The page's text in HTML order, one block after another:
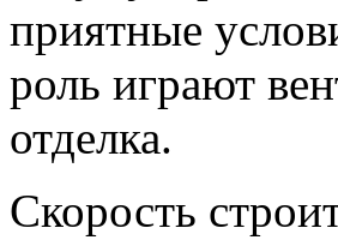
приятные
роль играют
отделка.
Скорость